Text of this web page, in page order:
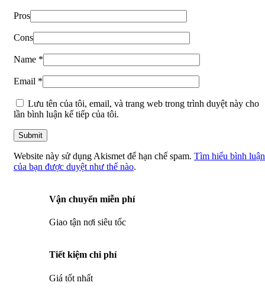
Pros
Cons
Name *
Email *
Lưu tên của tôi, email, và trang web trong trình duyệt này cho
lần bình luận kế tiếp của tôi.
Website này sử dụng Akismet để hạn chế spam. Tìm hiểu bình luận
của bạn được duyệt như thế nào.
Vận chuyển miễn phí
Giao tận nơi siêu tốc
Tiết kiệm chi phí
Giá tốt nhất